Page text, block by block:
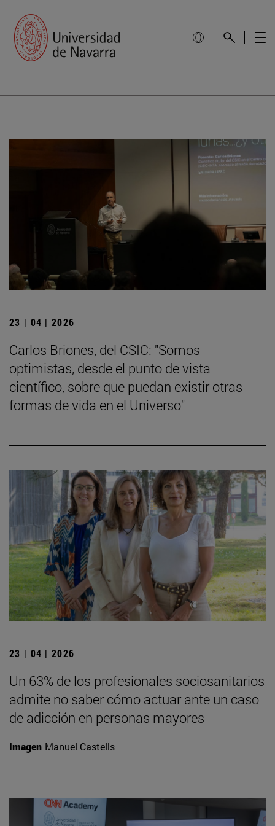
23 | 04 | 2026
Carlos Briones, del CSIC: "Somos
optimistas, desde el punto de vista
científico, sobre que puedan existir otras
formas de vida en el Universo"
23 | 04 | 2026
Un 63% de los profesionales sociosanitarios
admite no saber cómo actuar ante un caso
de adicción en personas mayores
Imagen Manuel Castells